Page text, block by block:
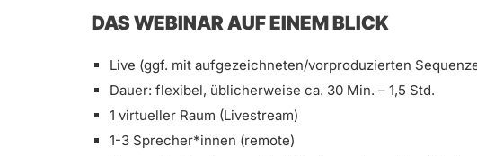
DAS WEBINAR AUF EINEM BLICK
Live (ggf. mit aufgezeichneten/vorproduzierten
Dauer: flexibel, üblicherweise ca. 30 Min. – 1,5 Std.
1 virtueller Raum (Livestream)
1-3 Sprecher*innen (remote)